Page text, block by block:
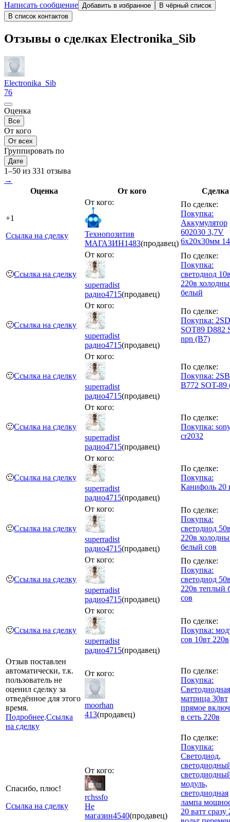
Написать сообщение Добавить в избранное
В чёрный список
В список контактов
Отзывы о сделках Electronika_Sib
Electronika_Sib
76
Оценка
Все
От кого
От всех
Группировать по
Дате
1–50 из 331 отзыва
→
Оценка
От кого Сделка
+1
Ссылка на сделку
От кого:
Технопозитив
МАГАЗИН1483(продавец)
По сделке:
Покупка:
Аккумулятор
602030 3,7V
6х20х30мм
🙂Ссылка на сделку
От кого:
superradist
радио4715(продавец)
По сделке:
Покупка:
светодиод
220в
белый
🙂Ссылка на сделку
От кого:
superradist
радио4715(продавец)
По сделке:
Покупка:
SOT89 D882
npn (B7)
🙂Ссылка на сделку
От кого:
superradist
радио4715(продавец)
По сделке:
Покупка:
B772 SOT-89
🙂Ссылка на сделку
От кого:
superradist
радио4715(продавец)
По сделке:
Покупка:
cr2032
🙂Ссылка на сделку
От кого:
superradist
радио4715(продавец)
По сделке:
Покупка:
Канифоль 20
🙂Ссылка на сделку
От кого:
superradist
радио4715(продавец)
По сделке:
Покупка:
светодиод
220в
белый сов
🙂Ссылка на сделку
От кого:
superradist
радио4715(продавец)
По сделке:
Покупка:
светодиод
220в теплый
сов
🙂Ссылка на сделку
От кого:
superradist
радио4715(продавец)
По сделке:
Покупка:
сов 10вт 220в
Отзыв поставлен
автоматически, т.к.
пользователь не
оценил сделку за
отведённое для этого
время.
Подробнее.Ссылка
на сделку
От кого:
moorhan
413(продавец)
По сделке:
Покупка:
Светодиодная
матрица 30вт
прямое
в сеть 220в
Спасибо, плюс!
Ссылка на сделку
От кого:
rchssfo
Не
магазин4540(продавец)
По сделке:
Покупка:
Светодиод,
модуль,
светодиодная
лампа
20 ватт сразу